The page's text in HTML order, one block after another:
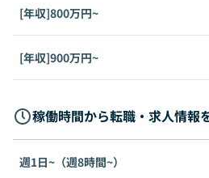
[年収]800万円~
[年収]900万円~
稼働時間から転職・求人情報
週1日~（週8時間~）